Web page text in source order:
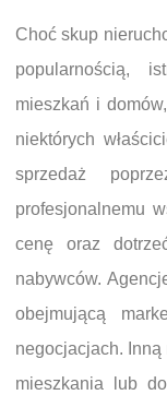
Choć skup
popularnością,
mieszkań i
niektórych
sprzedaż
profesjonalnemu
cenę oraz
nabywców.
obejmującą
negocjacjach.
mieszkania lub